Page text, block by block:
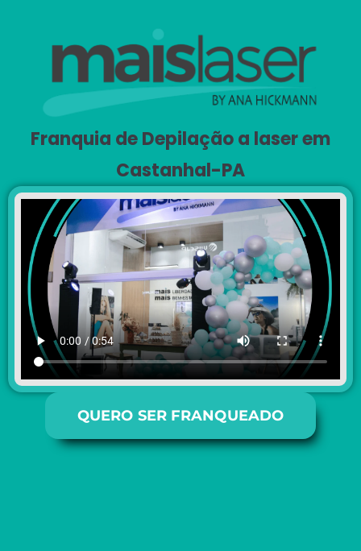
Franquia de Depilação a laser em
Castanhal-PA
QUERO SER FRANQUEADO